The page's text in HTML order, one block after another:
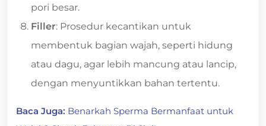
pori besar.
Filler: Prosedur kecantikan untuk
membentuk bagian wajah, seperti hidung
atau dagu, agar lebih mancung atau lancip,
dengan menyuntikkan bahan tertentu.
Baca Juga: Benarkah Sperma Bermanfaat untuk